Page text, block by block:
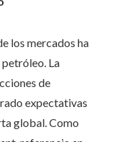
los mercados ha
La
de
expectativas
global. Como